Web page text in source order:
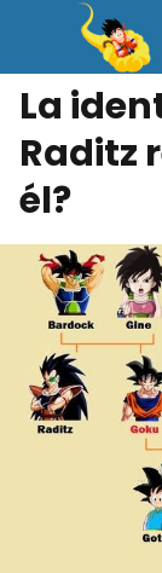
La
Raditz
él?